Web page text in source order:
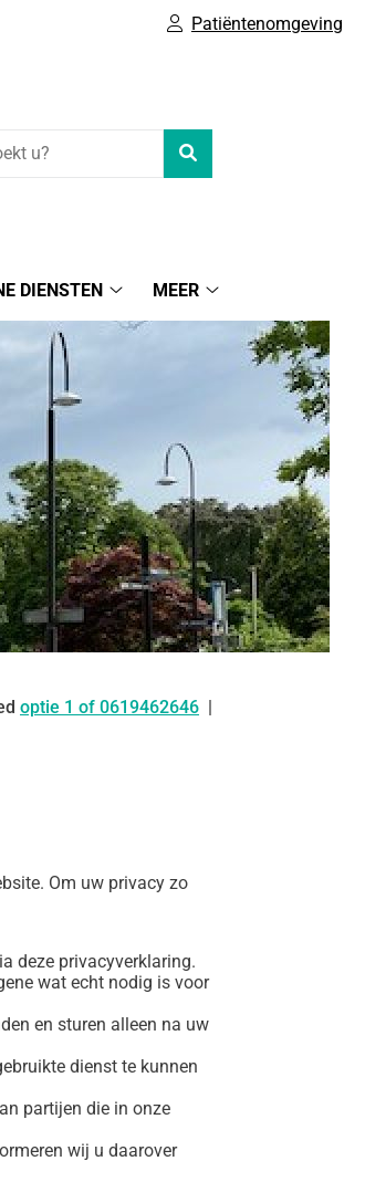
Patiëntenomgeving
DIENSTEN
diensten
MEER
submenu
optie 1 of 0619462646
Om uw privacy zo
deze privacyverklaring.
wat echt nodig is voor
en sturen alleen na uw
dienst te kunnen
partijen die in onze
wij u daarover